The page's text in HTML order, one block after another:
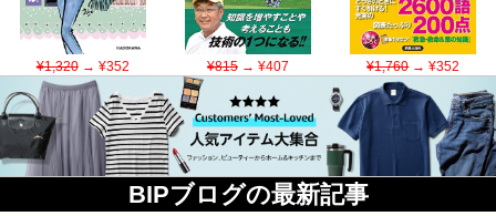
¥1,320→ ¥352 ¥815→ ¥407 ¥1,760→ ¥352
BIPブログの最新記事